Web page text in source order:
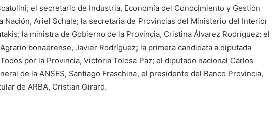
el secretario de Industria, Economía del Conocimiento y Gestión
Nación, Ariel Schale; la secretaria de Provincias del Ministerio del Interior
la ministra de Gobierno de la Provincia, Cristina Álvarez Rodríguez; el
bonaerense, Javier Rodríguez; la primera candidata a diputada
por la Provincia, Victoria Tolosa Paz; el diputado nacional Carlos
de la ANSES, Santiago Fraschina, el presidente del Banco Provincia,
de ARBA, Cristian Girard.